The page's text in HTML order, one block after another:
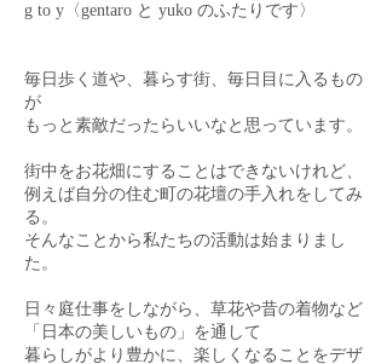
g to y〈gentaro と yuko のふたりです〉
毎日歩く道や、暮らす街、毎日目に入るもの
が
もっと素敵だったらいいなと思っています。
街中をお花畑にすることはできないけれど、
例えば自分の住む町の花壇の手入れをしてみ
る。
そんなことから私たちの活動は始まりまし
た。
日々庭仕事をしながら、草花や昔の着物など
「日本の美しいもの」を通して
暮らしがより豊かに、楽しくなることをデザ